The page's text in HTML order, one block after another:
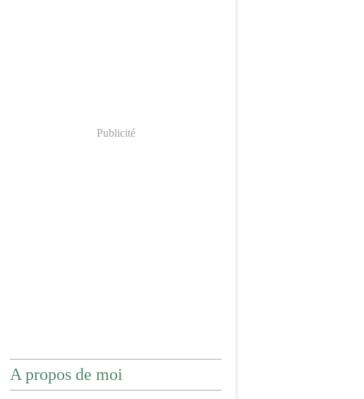
Publicité
A propos de moi